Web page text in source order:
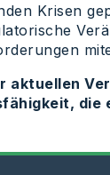
Krisen
aktuellen